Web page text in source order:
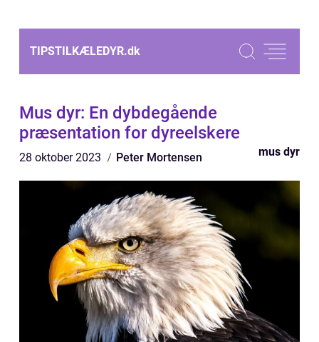
TIPSTILKÆLEDYR.dk
Mus dyr: En dybdegående
præsentation for dyreelskere
28 oktober 2023 Peter Mortensen mus dyr